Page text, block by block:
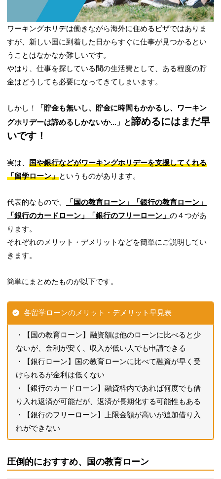
ワーキングホリデは働きながら海外に住めるビザではありま
すが、新しい国に到着した日からすぐに仕事が見つかるとい
うことはなかなか難しいです。
やはり、仕事を探している間の生活費として、ある程度の貯
金はどうしても必要になってきてしまいます。
しかし！
「貯金も無いし、貯金に時間もかかるし、ワーキン
グホリデーは諦めるしかないか...」と諦めるにはまだ早
いです！
実は、国や銀行などがワーキングホリデーを支援してくれる
「留学ローン」というものがあります。
代表的なもので、 「 国の教育ローン 」「銀行の教育ローン 」
「銀行のカードローン 」「銀行のフリーローン」の４つがあ
ります。
それぞれのメリット・デメリットなどを簡単にご説明してい
きます。
簡単にまとめたものが以下です。
各留学ローンのメリット・デメリット早見表
【国の教育ローン】融資額は他のローンに比べると少
ないが、金利が安く、収入が低い人でも申請できる
【銀行ローン】国の教育ローンに比べて融資が早く受
けられるが金利は低くない
【銀行のカードローン】融資枠内であれば何度でも借
り入れ返済が可能だが、返済が長期化する可能性もある
【銀行のフリーローン】上限金額が高いが追加借り入
れができない
圧倒的におすすめ、国の教育ローン